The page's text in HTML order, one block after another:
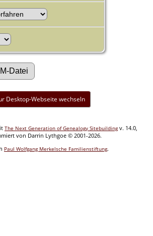
Desktop-Webseite wechseln
The Next Generation of Genealogy Sitebuildingv. 14.0,
von Darrin Lythgoe © 2001-2026.
Paul Wolfgang Merkelsche Familienstiftung.